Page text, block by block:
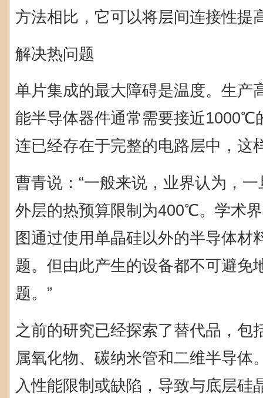
方法相比，它可以将层间连接性提
解决热问题
单片集成的最大障碍是温度。生产
能半导体器件通常需要接近1000℃
连已经存在于完整的电路层中，这
曹青说：“一般来说，业界认为，
外层的热预算限制为400℃。学术
图通过使用单晶硅以外的半导体材
题。但由此产生的设备都不可避免
题。”
之前的研究已经探索了替代品，包
属氧化物、碳纳米管和二维半导体
入性能限制或缺陷，导致与底层硅